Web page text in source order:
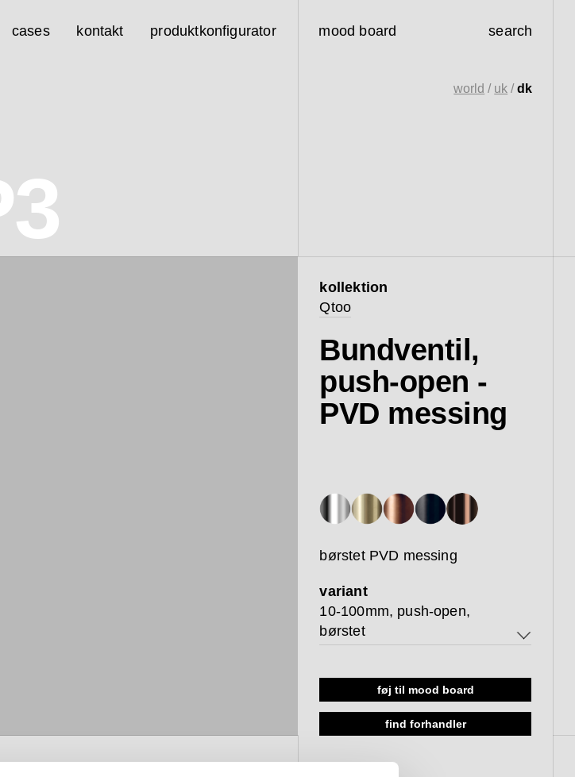
cases kontakt produktkonfigurator mood board search
world / uk /dk
kollektion
Qtoo
Bundventil,
push-open -
PVD messing
børstet PVD messing
variant
10-100mm, push-open,
børstet
10-100mm, push-open, poleret
føj til mood board
find forhandler